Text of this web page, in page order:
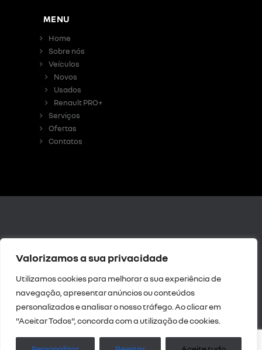
Valorizamos a sua privacidade
Utilizamos cookies para melhorar a sua experiência de
navegação, apresentar anúncios ou conteúdos
personalizados e analisar o nosso tráfego. Ao clicar em
"Aceitar Todos", concorda com a utilização de cookies.
MENU
Home
Sobre nós
Veículos
Novos
Usados
Renault PRO+
Serviços
Ofertas
Contatos
Reclamações Digital|
Resolução de Litígios
privacidade
Intermediação de
crédito| Política da
Qualidade